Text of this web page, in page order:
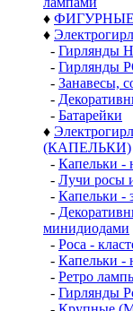
♦
♦
- Гирлянды
- Гирлянды
- Занавесы,
-
- Батарейки
♦
(КАПЕЛЬКИ)
- Капельки -
- Лучи росы
- Капельки -
-
минидиодами
- Роса -
- Капельки -
- Ретро
- Гирлянды